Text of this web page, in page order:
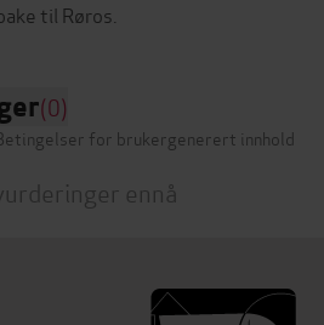
(0)
for brukergenerert innhold
ennå